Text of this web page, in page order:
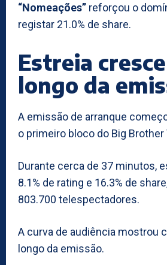
“Nomeações” reforçou o
registar 21.0% de share.
Estreia
longo da
A emissão de arranque
o primeiro bloco do Big Brother
Durante cerca de 37 minutos,
8.1% de rating e 16.3% de
803.700 telespectadores.
A curva de audiência mostrou
longo da emissão.